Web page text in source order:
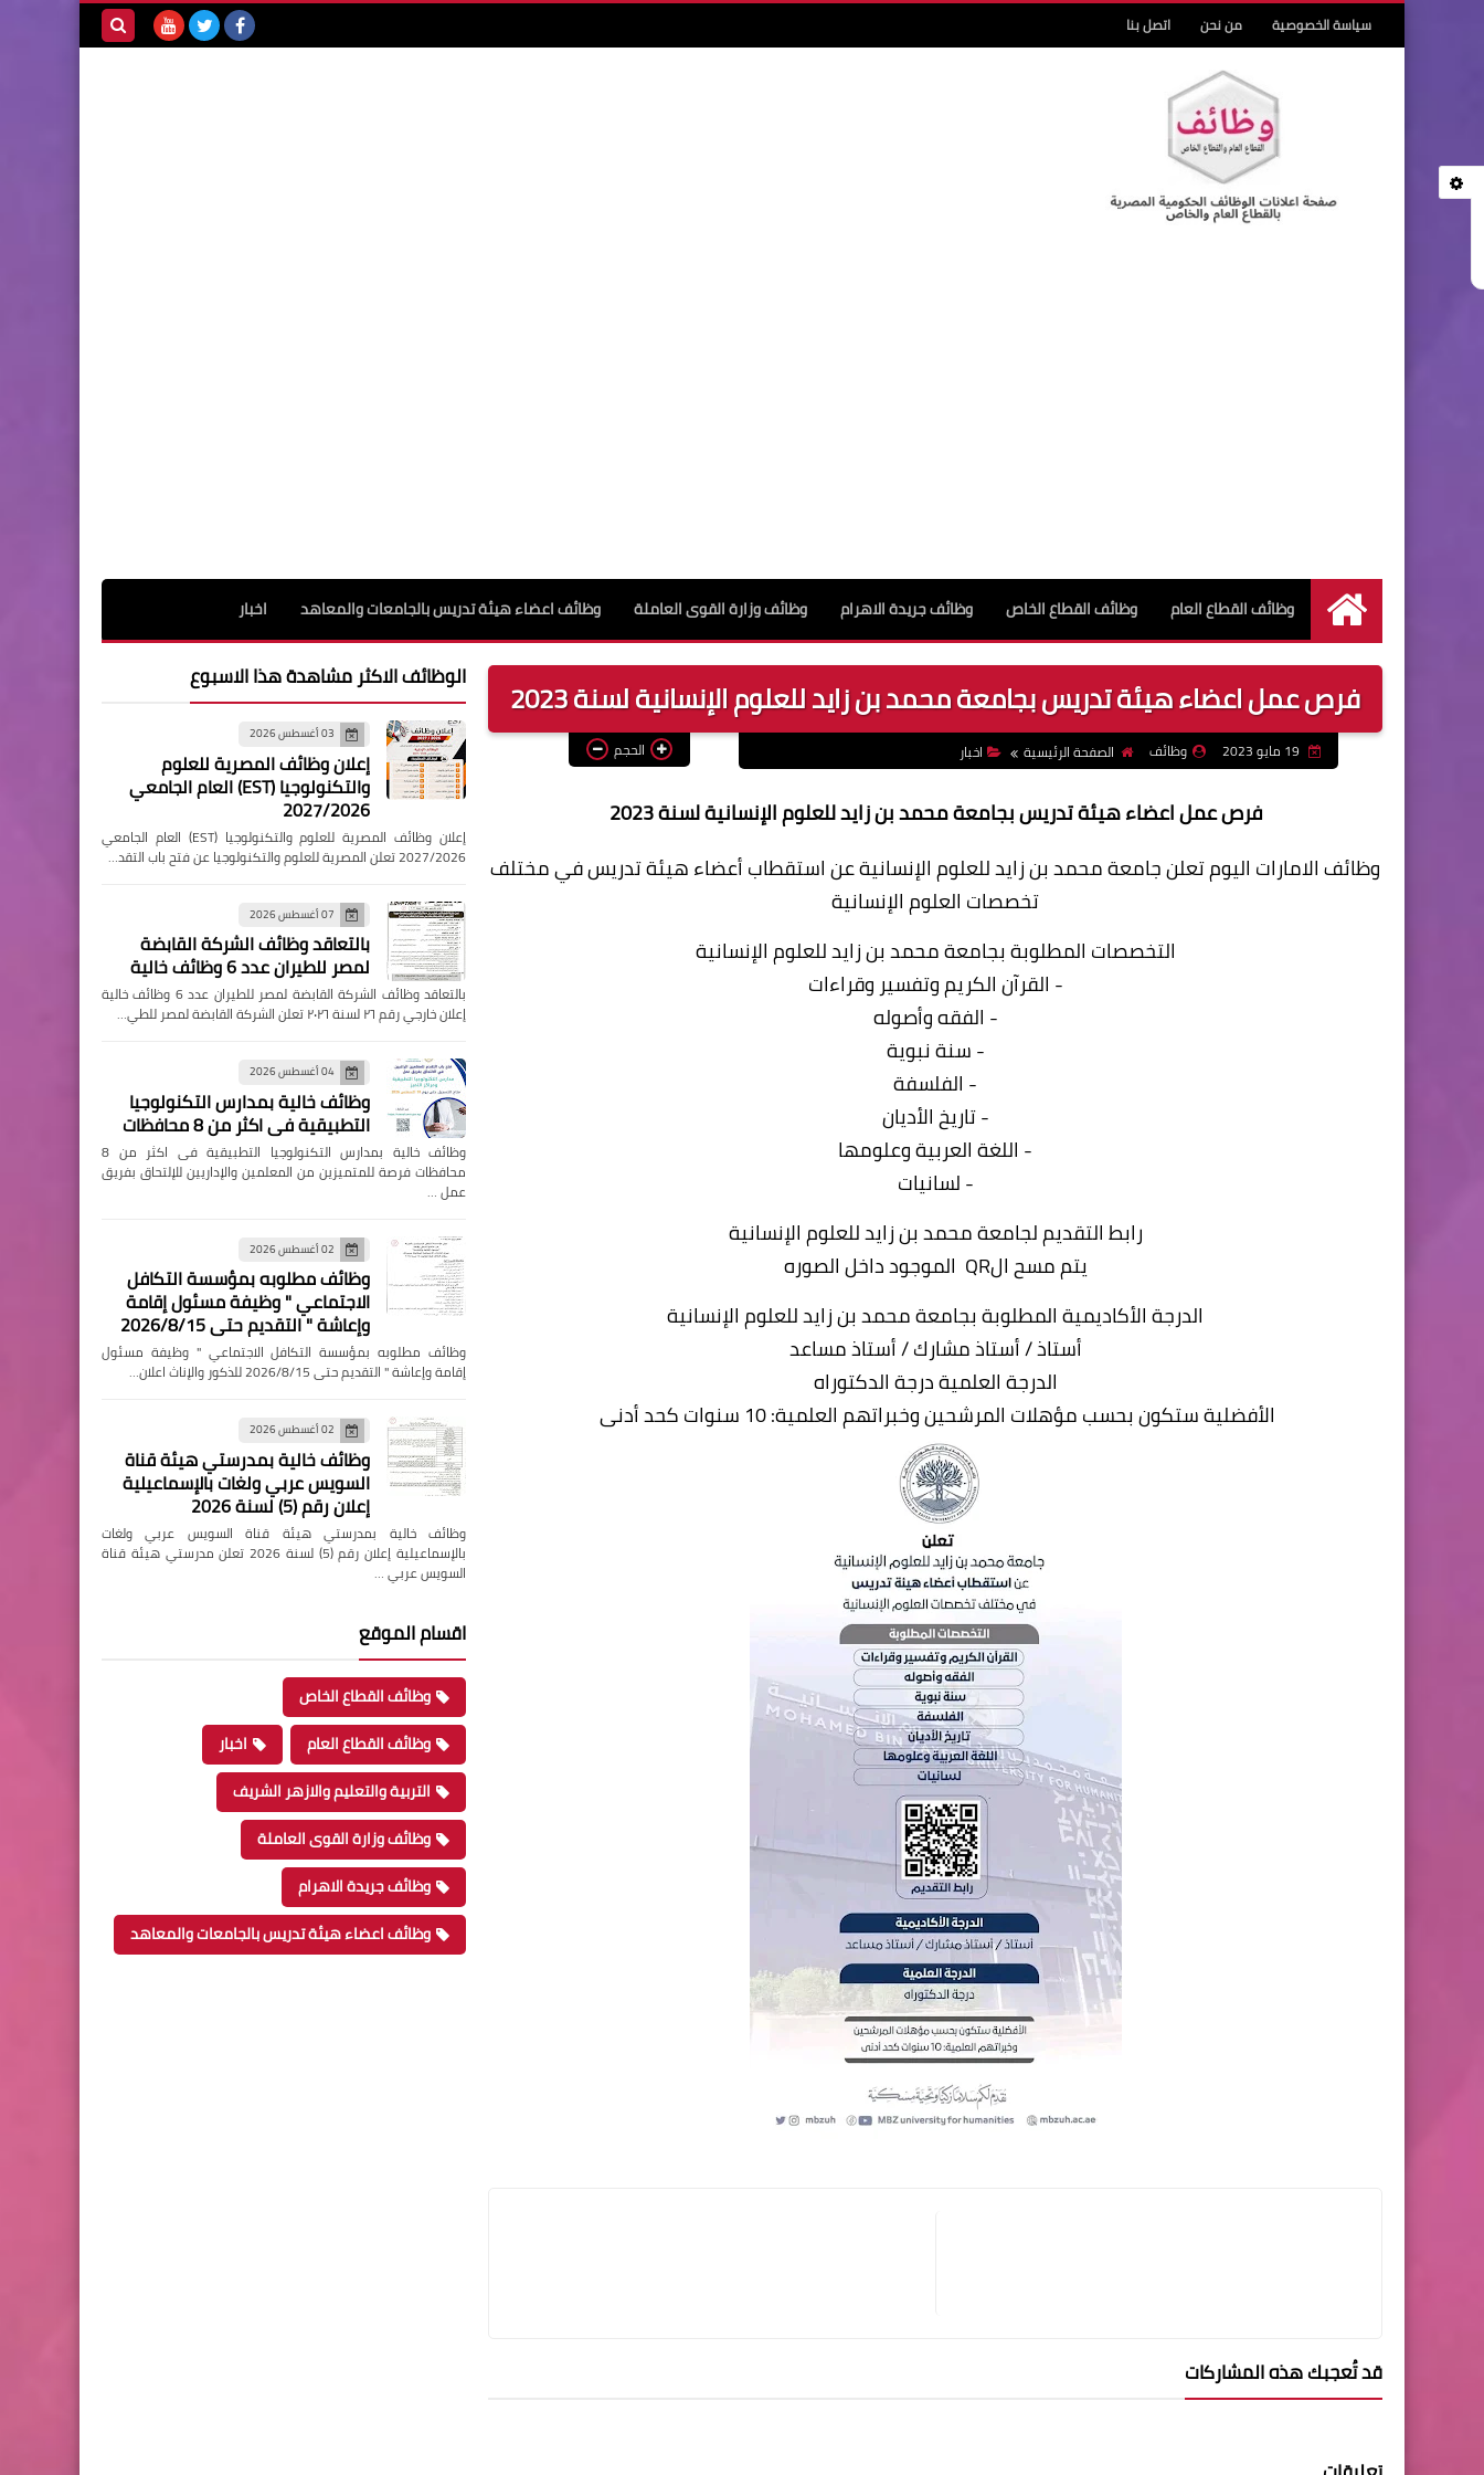
سياسة الخصوصية من نحن اتصل بنا
الرئيسية
وظائف القطاع العام وظائف القطاع الخاص وظائف جريدة الاهرام وظائف وزارة القوى العاملة وظائف اعضاء هيئة تدريس بالجامعات والمعاهد اخبار
فرص عمل اعضاء هيئة تدريس بجامعة محمد بن زايد للعلوم الإنسانية لسنة 2023
وظائف الصفحة الرئيسية اخبار الحجم
فرص عمل اعضاء هيئة تدريس بجامعة محمد بن زايد للعلوم الإنسانية لسنة 2023
وظائف الامارات اليوم تعلن جامعة محمد بن زايد للعلوم الإنسانية عن استقطاب أعضاء هيئة تدريس في مختلف
تخصصات العلوم الإنسانية
التخصصات المطلوبة بجامعة محمد بن زايد للعلوم الإنسانية
- القرآن الكريم وتفسير وقراءات
- الفقه وأصوله
- سنة نبوية
- الفلسفة
- تاريخ الأديان
- اللغة العربية وعلومها
- لسانيات
رابط التقديم لجامعة محمد بن زايد للعلوم الإنسانية
يتم مسح الQR الموجود داخل الصوره
الدرجة الأكاديمية المطلوبة بجامعة محمد بن زايد للعلوم الإنسانية
أستاذ / أستاذ مشارك / أستاذ مساعد
الدرجة العلمية درجة الدكتوراه
الأفضلية ستكون بحسب مؤهلات المرشحين وخبراتهم العلمية: 10 سنوات كحد أدنى
قد تُعجبك هذه المشاركات
الوظائف الاكثر مشاهدة هذا الاسبوع
03 أغسطس 2026
إعلان وظائف المصرية للعلوم
والتكنولوجيا (EST) العام الجامعي
2027/2026
إعلان وظائف المصرية للعلوم والتكنولوجيا (EST) العام الجامعي
2027/2026 تعلن المصرية للعلوم والتكنولوجيا عن فتح باب التقد…
07 أغسطس 2026
بالتعاقد وظائف الشركة القابضة
لمصر للطيران عدد 6 وظائف خالية
بالتعاقد وظائف الشركة القابضة لمصر للطيران عدد 6 وظائف خالية
إعلان خارجي رقم ٢٦ لسنة ٢٠٢٦ تعلن الشركة القابضة لمصر للطي…
04 أغسطس 2026
وظائف خالية بمدارس التكنولوجيا
التطبيقية فى اكثر من 8 محافظات
وظائف خالية بمدارس التكنولوجيا التطبيقية فى اكثر من 8
محافظات فرصة للمتميزين من المعلمين والإداريين للإلتحاق بفريق
عمل …
02 أغسطس 2026
وظائف مطلوبه بمؤسسة التكافل
الاجتماعي " وظيفة مسئول إقامة
وإعاشة " التقديم حتى 2026/8/15
وظائف مطلوبه بمؤسسة التكافل الاجتماعي " وظيفة مسئول
إقامة وإعاشة " التقديم حتى 2026/8/15 للذكور والإناث اعلان…
02 أغسطس 2026
وظائف خالية بمدرستي هيئة قناة
السويس عربي ولغات بالإسماعيلية
إعلان رقم (5) لسنة 2026
وظائف خالية بمدرستي هيئة قناة السويس عربي ولغات
بالإسماعيلية إعلان رقم (5) لسنة 2026 تعلن مدرستي هيئة قناة
السويس عربي …
اقسام الموقع
وظائف القطاع الخاص
وظائف القطاع العام
اخبار
التربية والتعليم والازهر الشريف
وظائف وزارة القوى العاملة
وظائف جريدة الاهرام
وظائف اعضاء هيئة تدريس بالجامعات والمعاهد